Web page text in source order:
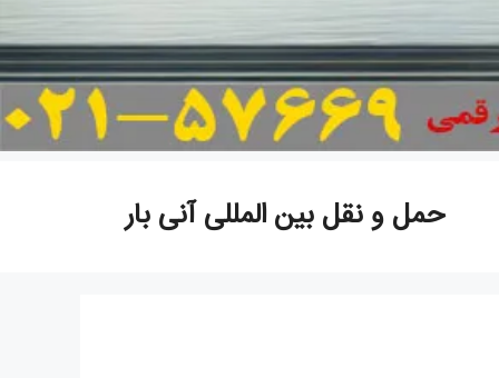
حمل و نقل بین المللی آنی بار